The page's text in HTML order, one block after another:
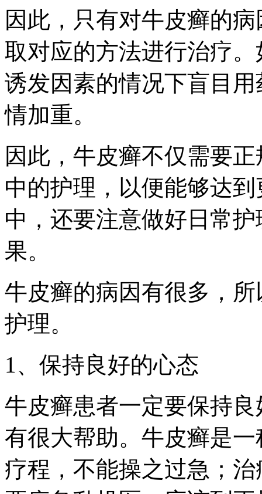
因此，只有对牛皮癣的
取对应的方法进行治疗
诱发因素的情况下盲目
情加重。
因此，牛皮癣不仅需要
中的护理，以便能够达
中，还要注意做好日常
果。
牛皮癣的病因有很多，
护理。
1、保持良好的心态
牛皮癣患者一定要保持
有很大帮助。牛皮癣是
疗程，不能操之过急；